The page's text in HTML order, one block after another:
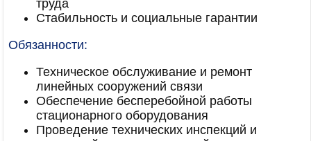
труда
Стабильность и социальные гарантии
Обязанности:
Техническое обслуживание и ремонт
линейных сооружений связи
Обеспечение бесперебойной работы
стационарного оборудования
Проведение технических инспекций и